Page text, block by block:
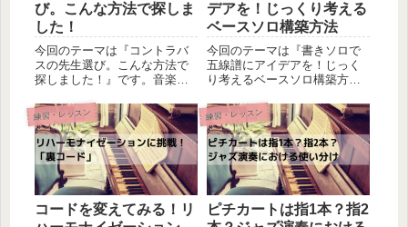
び。こんな方法で探しま
した！
今回のテーマは『コントラバ
スの先生選び。こんな方法で
探しました！』です。音楽の
別にご紹介致しましたが、レ
ッスンを受講すると決めた
際、私がどんな方法で先生を
探して選んだのかという話を
してみたいと思います。音楽
教室探し...
デアを！じっくり考える
ベースソロ構築方法
今回のテーマは『書きソロで
五線譜にアイデアを！じっく
り考えるベースソロ構築方
スソロについて何回かご紹介
をさせて頂きました。いずれ
もレッスンで先生から教えて
頂いた方法で、私自らも実践
してきている方法なのです
が、更に別...
練習・レッスン
コードを変えてみる！リ
練習・レッスン
ピチカートは指1本？指2